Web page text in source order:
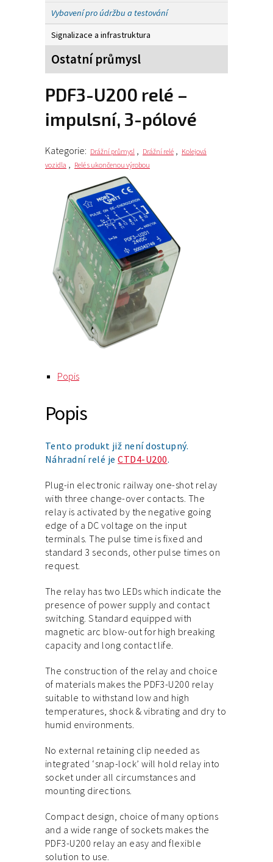
Vybavení pro údržbu a testování
Signalizace a infrastruktura
Ostatní průmysl
PDF3-U200 relé –
impulsní, 3-pólové
Kategorie: Drážní průmysl , Drážní relé , Kolejová
vozidla , Relé s ukončenou výrobou
Popis
Popis
Tento produkt již není dostupný.
Náhradní relé jeCTD4-U200.
Plug-in electronic railway one-shot relay
with three change-over contacts. The
relay is activated by the negative going
edge of a DC voltage on the input
terminals. The pulse time is fixed and
standard 3 seconds, other pulse times on
request.
The relay has two LEDs which indicate the
presence of power supply and contact
switching. Standard equipped with
magnetic arc blow-out for high breaking
capacity and long contact life.
The construction of the relay and choice
of materials makes the PDF3-U200 relay
suitable to withstand low and high
temperatures, shock & vibrating and dry to
humid environments.
No external retaining clip needed as
integrated ‘snap-lock’ will hold relay into
socket under all circumstances and
mounting directions.
Compact design, choice of many options
and a wide range of sockets makes the
PDF3-U200 relay an easy and flexible
solution to use.